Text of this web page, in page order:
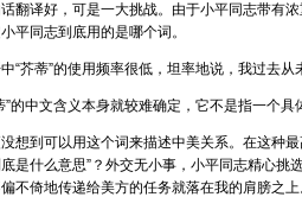
译好，可是一大挑战。由于小平同志带有浓
平同志到底用的是哪个词。
蒂”的使用频率很低，坦率地说，我过去从
中文含义本身就较难确定，它不是指一个具
到可以用这个词来描述中美关系。在这种最
是什么意思”？外交无小事，小平同志精心
不倚地传递给美方的任务就落在我的肩膀之